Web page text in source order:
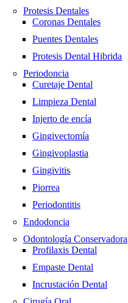
Protesis Dentales
Coronas Dentales
Puentes Dentales
Protesis Dental Hibrida
Periodoncia
Curetaje Dental
Limpieza Dental
Injerto de encía
Gingivectomía
Gingivoplastia
Gingivitis
Piorrea
Periodontitis
Endodoncia
Odontología Conservadora
Profilaxis Dental
Empaste Dental
Incrustación Dental